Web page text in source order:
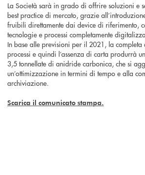
La Società sarà in grado di offrire soluzioni e
best practice di mercato, grazie
fruibili direttamente dai device di riferimento,
tecnologie e processi completamente
In base alle previsioni per il 2021, la
processi e quindi l’assenza di carta produrrà
3,5 tonnellate di anidride carbonica, che si
un’ottimizzazione in termini di tempo e alla
archiviazione.
Scarica il comunicato stampa.